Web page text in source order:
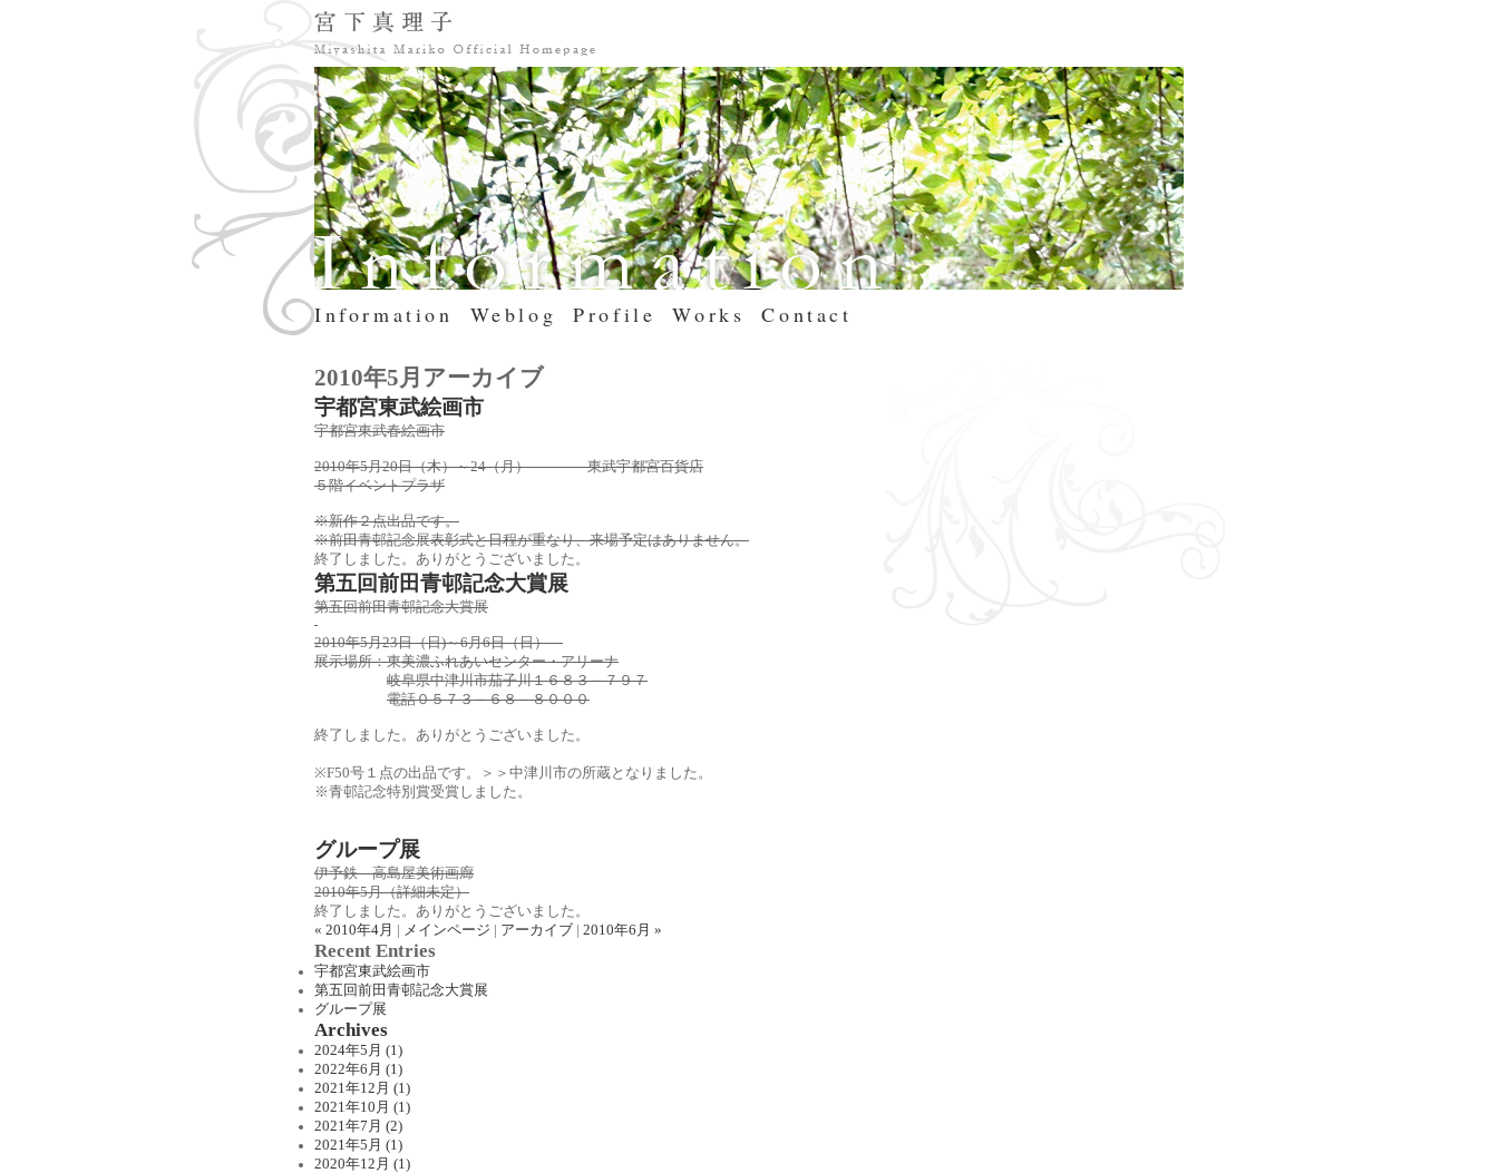
Information Weblog Profile Works Contact
2010年5月アーカイブ
宇都宮東武絵画市
宇都宮東武春絵画市
2010年5月20日（木）～24（月） 東武宇都宮百貨店
５階イベントプラザ
※新作２点出品です。
※前田青邨記念展表彰式と日程が重なり、来場予定はありません。
終了しました。ありがとうございました。
第五回前田青邨記念大賞展
第五回前田青邨記念大賞展
2010年5月23日（日)～6月6日（日）
展示場所：東美濃ふれあいセンター・アリーナ
岐阜県中津川市茄子川１６８３－７９７
電話０５７３－６８－８０００
終了しました。ありがとうございました。
※F50号１点の出品です。＞＞中津川市の所蔵となりました。
※青邨記念特別賞受賞しました。
グループ展
伊予鉄 高島屋美術画廊
2010年5月（詳細未定）
終了しました。ありがとうございました。
« 2010年4月
メインページ アーカイブ 2010年6月 »
Recent Entries
宇都宮東武絵画市
第五回前田青邨記念大賞展
グループ展
Archives
2024年5月 (1)
2022年6月 (1)
2021年12月 (1)
2021年10月 (1)
2021年7月 (2)
2021年5月 (1)
2020年12月 (1)